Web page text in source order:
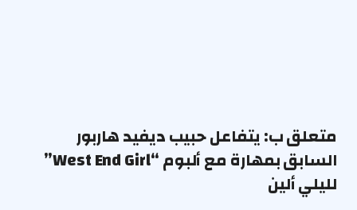
متعلق ب:يتفاعل حبيب ديفيد هاربور
السابق بمهارة مع ألبوم “West End Girl”
لليلي ألين